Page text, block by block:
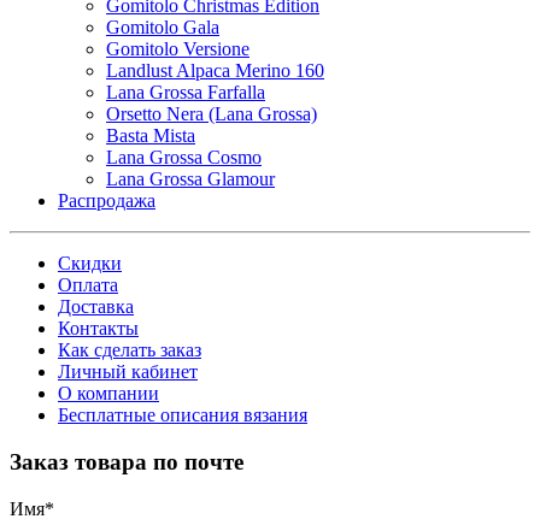
Gomitolo Christmas Edition
Gomitolo Gala
Gomitolo Versione
Landlust Alpaca Merino 160
Lana Grossa Farfalla
Orsetto Nera (Lana Grossa)
Basta Mista
Lana Grossa Cosmo
Lana Grossa Glamour
Распродажа
Скидки
Оплата
Доставка
Контакты
Как сделать заказ
Личный кабинет
О компании
Бесплатные описания вязания
Заказ товара по почте
Имя*